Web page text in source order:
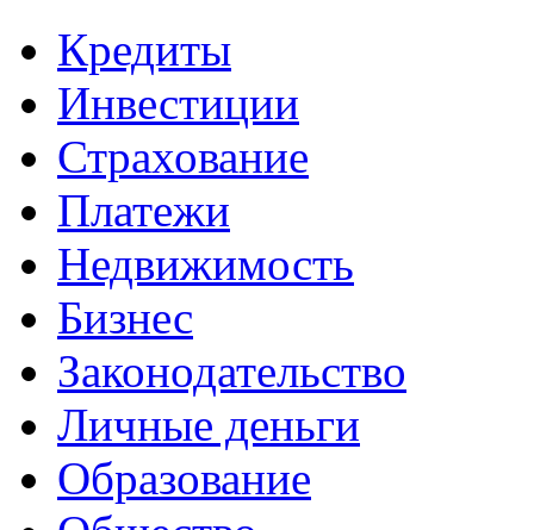
Кредиты
Инвестиции
Страхование
Платежи
Недвижимость
Бизнес
Законодательство
Личные деньги
Образование